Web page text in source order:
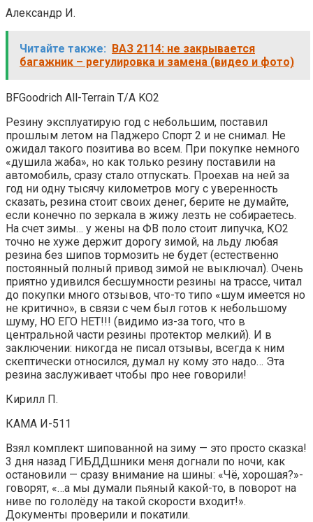
Александр И.
Читайте также: ВАЗ 2114: не закрывается
багажник – регулировка и замена (видео и фото)
BFGoodrich All-Terrain T/A KO2
Резину эксплуатирую год с небольшим, поставил
прошлым летом на Паджеро Спорт 2 и не снимал. Не
ожидал такого позитива во всем. При покупке немного
«душила жаба», но как только резину поставили на
автомобиль, сразу стало отпускать. Проехав на ней за
год ни одну тысячу километров могу с уверенность
сказать, резина стоит своих денег, берите не думайте,
если конечно по зеркала в жижу лезть не собираетесь.
На счет зимы… у жены на ФВ поло стоит липучка, КО2
точно не хуже держит дорогу зимой, на льду любая
резина без шипов тормозить не будет (естественно
постоянный полный привод зимой не выключал). Очень
приятно удивился бесшумности резины на трассе, читал
до покупки много отзывов, что-то типо «шум имеется но
не критично», в связи с чем был готов к небольшому
шуму, НО ЕГО НЕТ!!! (видимо из-за того, что в
центральной части резины протектор мелкий). И в
заключении: никогда не писал отзывы, всегда к ним
скептически относился, думал ну кому это надо… Эта
резина заслуживает чтобы про нее говорили!
Кирилл П.
КАМА И-511
Взял комплект шипованной на зиму — это просто сказка!
3 дня назад ГИБДДшники меня догнали по ночи, как
остановили — сразу внимание на шины: «Чё, хорошая?»-
говорят, «…а мы думали пьяный какой-то, в поворот на
ниве по гололёду на такой скорости входит!».
Документы проверили и покатили.